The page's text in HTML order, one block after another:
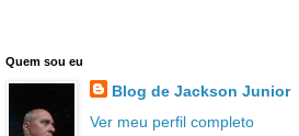
Quem sou eu
Blog de Jackson Junior
Ver meu perfil completo